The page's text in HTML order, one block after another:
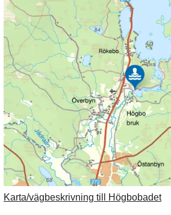
Karta/vägbeskrivning till Högbobadet